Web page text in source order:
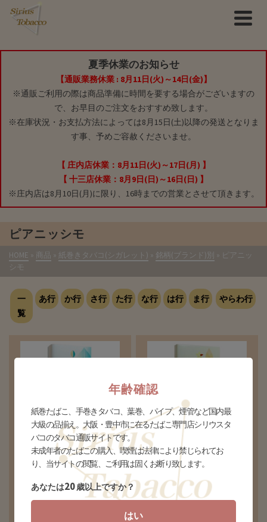
夏季休業のお知らせ
【通販業務休業 : 8月11日(火)～14日(金)】
※通販ご利用の際は商品準備に時間を要する場合がございますの
で、お早目のご注文をおすすめ致します。
※在庫状況・お支払方法によっては8月15日(土)以降の発送となりま
す事、予めご容赦くださいませ。
【 庄内店休業：8月11日(火)～17日(月) 】
【 十三店休業：8月9日(日)～16日(日) 】
※庄内店は8月10日(月)に限り、16時までの営業とさせて頂きます。
ピアニッシモ
HOME » 商品 » 紙巻きタバコ(シガレット) » 銘柄(ブランド)別 » ピアニッ
シモ
一
覧
あ行 か行 さ行 た行 な行 は行 ま行 やらわ行
ピアニッシモ アリア メンソー
1mg/0.1mg
¥570(税込)
個数
個
ピアニッシモ ベヴェル6
6mg/0.5mg
¥570(税込)
廃盤
年齢確認
紙巻たばこ、手巻きタバコ、葉巻、パイプ、煙管など国内最
大級の品揃え。大阪・豊中市に在るたばこ専門店シリウスタ
バコのタバコ通販サイトです。
未成年者のたばこの購入、喫煙は法律により禁じられてお
り、当サイトの閲覧、ご利用は固くお断り致します。
あなたは20歳以上ですか？
はい